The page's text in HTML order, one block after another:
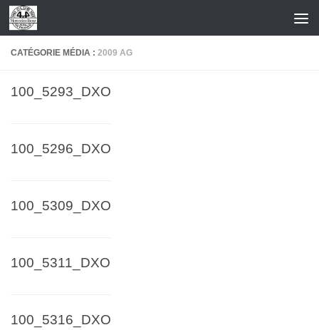
Skip to content
CATÉGORIE MÉDIA : 2009 AG
100_5293_DXO
100_5296_DXO
100_5309_DXO
100_5311_DXO
100_5316_DXO